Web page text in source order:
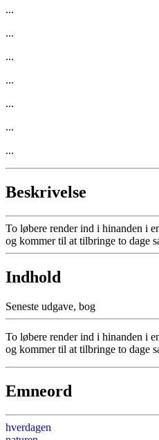
...
...
...
...
...
...
...
Beskrivelse
To løbere render ind i hinanden i
og kommer til at tilbringe to dage
Indhold
Seneste udgave, bog
To løbere render ind i hinanden i
og kommer til at tilbringe to dage
Emneord
hverdagen